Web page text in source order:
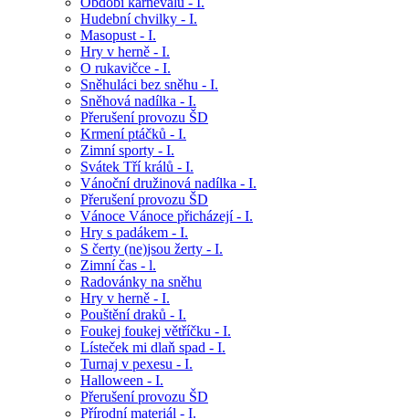
Hudební chvilky - I.
Masopust - I.
Hry v herně - I.
O rukavičce - I.
Sněhuláci bez sněhu - I.
Sněhová nadílka - I.
Přerušení provozu ŠD
Krmení ptáčků - I.
Zimní sporty - I.
Svátek Tří králů - I.
Vánoční družinová nadílka - I.
Přerušení provozu ŠD
Vánoce Vánoce přicházejí - I.
Hry s padákem - I.
S čerty (ne)jsou žerty - I.
Zimní čas - l.
Radovánky na sněhu
Hry v herně - I.
Pouštění draků - I.
Foukej foukej větříčku - I.
Lísteček mi dlaň spad - I.
Turnaj v pexesu - I.
Halloween - I.
Přerušení provozu ŠD
Přírodní materiál - I.